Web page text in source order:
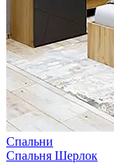
Спальни
Спальня Шерлок